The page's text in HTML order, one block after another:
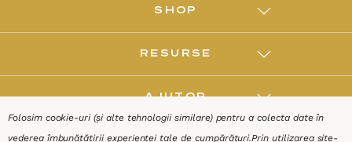
SHOP
RESURSE
AJUTOR
Folosim cookie-uri (și alte tehnologii similare) pentru a colecta date în
vederea îmbunătățirii experienței tale de cumpărături.Prin utilizarea site-